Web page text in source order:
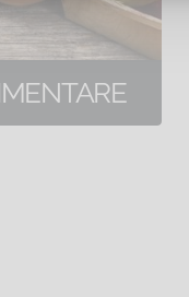
online